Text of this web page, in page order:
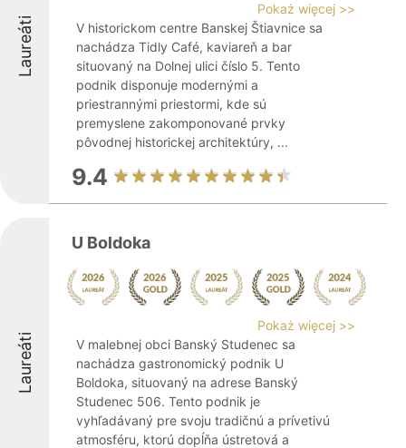
Laureáti
Pokaż więcej >>
V historickom centre Banskej Štiavnice sa
nachádza Tidly Café, kaviareň a bar
situovaný na Dolnej ulici číslo 5. Tento
podnik disponuje modernými a
priestrannými priestormi, kde sú
premyslene zakomponované prvky
pôvodnej historickej architektúry, ...
9.4
Laureáti
U Boldoka
Pokaż więcej >>
V malebnej obci Banský Studenec sa
nachádza gastronomický podnik U
Boldoka, situovaný na adrese Banský
Studenec 506. Tento podnik je
vyhľadávaný pre svoju tradičnú a prívetivú
atmosféru, ktorú dopĺňa ústretová a